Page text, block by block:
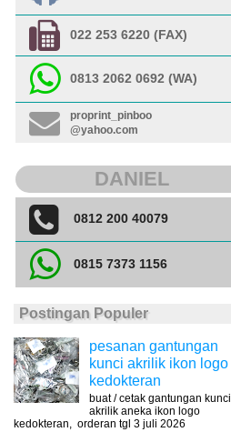
022 253 6220 (FAX)
0813 2062 0692 (WA)
proprint_pinboo
@yahoo.com
DANIEL
0812 200 40079
0815 7373 1156
Postingan Populer
pesanan gantungan
kunci akrilik ikon logo
kedokteran
buat / cetak gantungan kunci
akrilik aneka ikon logo
kedokteran, orderan tgl 3 juli 2026